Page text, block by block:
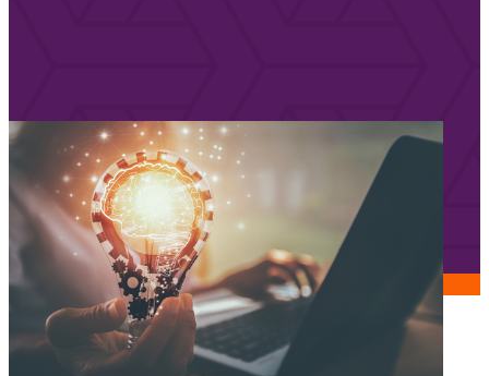
Services aux candidats
Offres d’emploi
FAQ candidats
Blogue
Nous joindre
Soumettre un poste